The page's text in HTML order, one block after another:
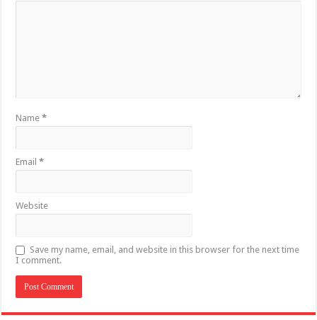
Name*
Email*
Website
Save my name, email, and website in this browser for the next time
I comment.